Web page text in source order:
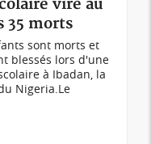
vire au
35 morts
sont morts et
blessés lors d'une
à Ibadan, la
Nigeria.Le